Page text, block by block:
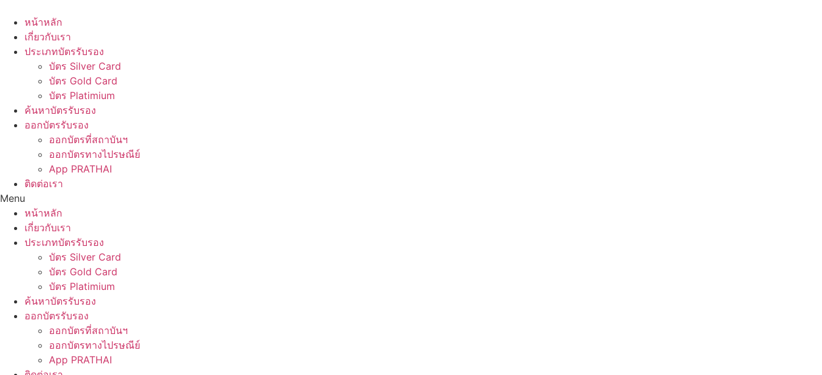
content
หน้าหลัก
เกี่ยวกับเรา
ประเภทบัตรรับรอง
บัตร Silver Card
บัตร Gold Card
บัตร Platimium
ค้นหาบัตรรับรอง
ออกบัตรรับรอง
ออกบัตรที่สถาบันฯ
ออกบัตรทางไปรษณีย์
App PRATHAI
ติดต่อเรา
Menu
หน้าหลัก
เกี่ยวกับเรา
ประเภทบัตรรับรอง
บัตร Silver Card
บัตร Gold Card
บัตร Platimium
ค้นหาบัตรรับรอง
ออกบัตรรับรอง
ออกบัตรที่สถาบันฯ
ออกบัตรทางไปรษณีย์
App PRATHAI